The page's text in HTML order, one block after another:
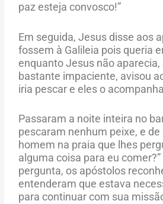
paz esteja convosco!”
Em seguida, Jesus disse aos
fossem à Galileia pois queria
enquanto Jesus não aparecia,
bastante impaciente, avisou
iria pescar e eles o
Passaram a noite inteira no
pescaram nenhum peixe, e
homem na praia que lhes
alguma coisa para eu
pergunta, os apóstolos
entenderam que estava
para continuar com sua